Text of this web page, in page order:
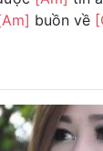
buồn về